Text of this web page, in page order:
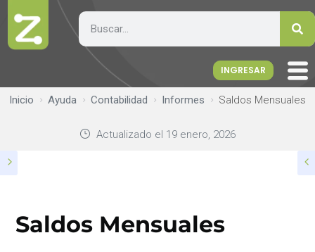
INGRESAR
Inicio Ayuda Contabilidad Informes Saldos Mensuales
Actualizado el 19 enero, 2026
Saldos Mensuales